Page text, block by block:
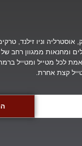
וניו זילנד,
ומחנאות ממגוון רחב
לכל מטייל ומטייל
קצת אחרת.